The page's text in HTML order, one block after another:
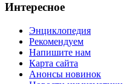
Интересное
Энциклопедия
Рекомендуем
Напишите нам
Карта сайта
Анонсы новинок